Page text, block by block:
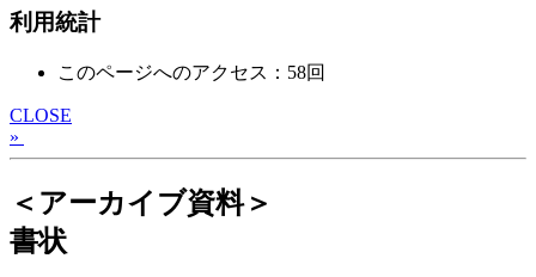
利用統計
このページへのアクセス：58回
CLOSE
»
＜アーカイブ資料＞
書状